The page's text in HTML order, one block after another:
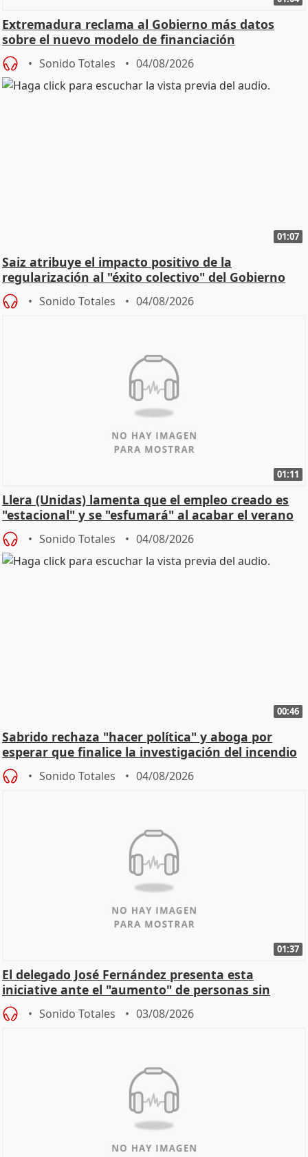
Extremadura reclama al Gobierno más datos
sobre el nuevo modelo de financiación
Sonido Totales 04/08/2026
01:07
Saiz atribuye el impacto positivo de la
regularización al "éxito colectivo" del Gobierno
Sonido Totales 04/08/2026
01:11
Llera (Unidas) lamenta que el empleo creado es
"estacional" y se "esfumará" al acabar el verano
Sonido Totales 04/08/2026
00:46
Sabrido rechaza "hacer política" y aboga por
esperar que finalice la investigación del incendio
Sonido Totales 04/08/2026
01:37
El delegado José Fernández presenta esta
iniciative ante el "aumento" de personas sin
hogar en Madri
Sonido Totales 03/08/2026